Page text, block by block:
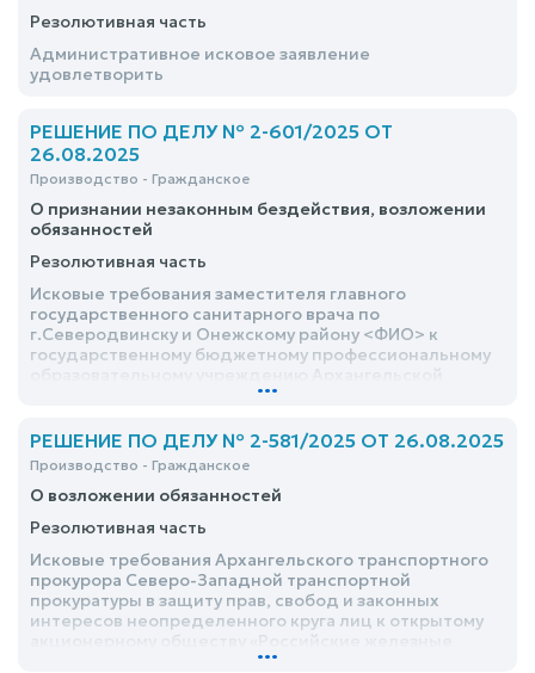
Резолютивная часть
Административное исковое заявление
удовлетворить
РЕШЕНИЕ ПО ДЕЛУ № 2-601/2025 ОТ
26.08.2025
Производство - Гражданское
О признании незаконным бездействия, возложении
обязанностей
Резолютивная часть
Исковые требования заместителя главного
государственного санитарного врача по
г.Северодвинску и Онежскому району <ФИО> к
государственному бюджетному профессиональному
области «Онежский индустриальный техникум»,
признании незаконным бездействия, возложении
обязанностей удовлетворить частично
...
РЕШЕНИЕ ПО ДЕЛУ № 2-581/2025 ОТ 26.08.2025
Производство - Гражданское
О возложении обязанностей
Резолютивная часть
Исковые требования Архангельского транспортного
прокурора Северо-Западной транспортной
прокуратуры в защиту прав, свобод и законных
интересов неопределенного круга лиц к открытому
дороги» о возложении обязанностей удовлетворить
...